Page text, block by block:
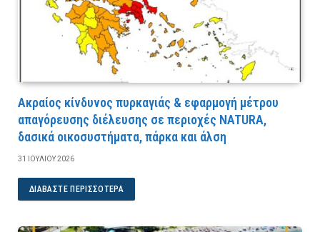
Ακραίος κίνδυνος πυρκαγιάς & εφαρμογή μέτρου
απαγόρευσης διέλευσης σε περιοχές NATURA,
δασικά οικοσυστήματα, πάρκα και άλση
31 ΙΟΥΛΊΟΥ 2026
ΔΙΑΒΆΣΤΕ ΠΕΡΙΣΣΌΤΕΡΑ